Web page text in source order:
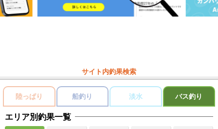
サイト内釣果検索
陸っぱり 船釣り 淡水 バス釣り
エリア別釣果一覧